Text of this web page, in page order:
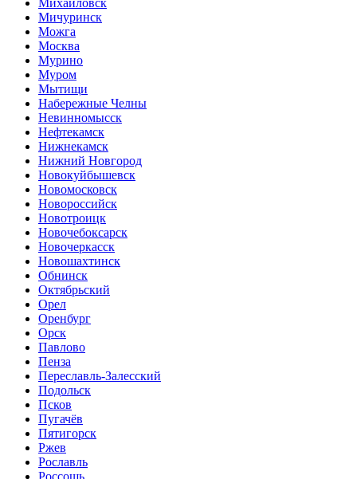
Михайловск
Мичуринск
Можга
Москва
Мурино
Муром
Мытищи
Набережные Челны
Невинномысск
Нефтекамск
Нижнекамск
Нижний Новгород
Новокуйбышевск
Новомосковск
Новороссийск
Новотроицк
Новочебоксарск
Новочеркасск
Новошахтинск
Обнинск
Октябрьский
Орел
Оренбург
Орск
Павлово
Пенза
Переславль-Залесский
Подольск
Псков
Пугачёв
Пятигорск
Ржев
Рославль
Россошь